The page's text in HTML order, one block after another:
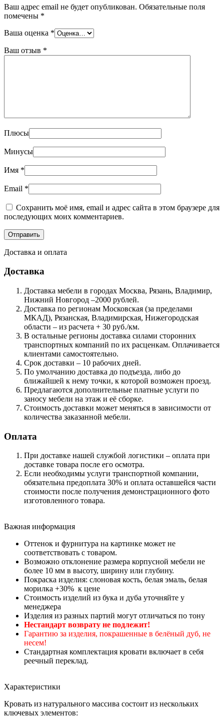
Ваш адрес email не будет опубликован. Обязательные поля
помечены *
Ваша оценка *
Ваш отзыв *
Плюсы
Минусы
Имя *
Email *
Сохранить моё имя, email и адрес сайта в этом браузере для
последующих моих комментариев.
Доставка и оплата
Доставка
Доставка мебели в городах Москва, Рязань, Владимир,
Нижний Новгород –2000 рублей.
Доставка по регионам Московская (за пределами
МКАД), Рязанская, Владимирская, Нижегородская
области – из расчета + 30 руб./км.
В остальные регионы доставка силами сторонних
транспортных компаний по их расценкам. Оплачивается
клиентами самостоятельно.
Срок доставки – 10 рабочих дней.
По умолчанию доставка до подъезда, либо до
ближайшей к нему точки, к которой возможен проезд.
Предлагаются дополнительные платные услуги по
заносу мебели на этаж и её сборке.
Стоимость доставки может меняться в зависимости от
количества заказанной мебели.
Оплата
При доставке нашей службой логистики – оплата при
доставке товара после его осмотра.
Если необходимы услуги транспортной компании,
обязательна предоплата 30% и оплата оставшейся части
стоимости после получения демонстрационного фото
изготовленного товара.
Важная информация
Оттенок и фурнитура на картинке может не
соответствовать с товаром.
Возможно отклонение размера корпусной мебели не
более 10 мм в высоту, ширину или глубину.
Покраска изделия: слоновая кость, белая эмаль, белая
морилка +30% к цене
Стоимость изделий из бука и дуба уточняйте у
менеджера
Изделия из разных партий могут отличаться по тону
Нестандарт возврату не подлежит!
Гарантию за изделия, покрашенные в белёный дуб, не
несем!
Стандартная комплектация кровати включает в себя
реечный переклад.
Характеристики
Кровать из натурального массива состоит из нескольких
ключевых элементов: